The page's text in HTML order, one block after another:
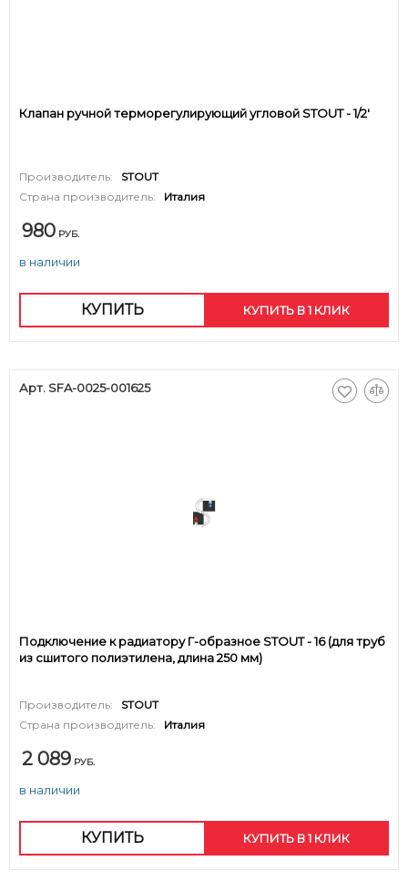
Клапан ручной терморегулирующий угловой STOUT - 1/2'
Производитель:
STOUT
Страна производитель:
Италия
980 РУБ.
в наличии
КУПИТЬ КУПИТЬ В 1 КЛИК
Арт. SFA-0025-001625
Подключение к радиатору Г-образное STOUT - 16 (для труб
из сшитого полиэтилена, длина 250 мм)
Производитель:
STOUT
Страна производитель:
Италия
2 089 РУБ.
в наличии
КУПИТЬ КУПИТЬ В 1 КЛИК